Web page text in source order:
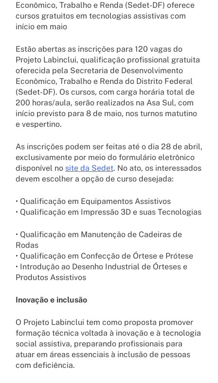
Econômico, Trabalho e Renda (Sedet-DF) oferece
cursos gratuitos em tecnologias assistivas com
início em maio
Estão abertas as inscrições para 120 vagas do
Projeto Labinclui, qualificação profissional gratuita
oferecida pela Secretaria de Desenvolvimento
Econômico, Trabalho e Renda do Distrito Federal
(Sedet-DF). Os cursos, com carga horária total de
200 horas/aula, serão realizados na Asa Sul, com
início previsto para 8 de maio, nos turnos matutino
e vespertino.
As inscrições podem ser feitas até o dia 28 de abril,
exclusivamente por meio do formulário eletrônico
disponível no site da Sedet. No ato, os interessados
devem escolher a opção de curso desejada:
• Qualificação em Equipamentos Assistivos
• Qualificação em Impressão 3D e suas Tecnologias
• Qualificação em Manutenção de Cadeiras de
Rodas
• Qualificação em Confecção de Órtese e Prótese
• Introdução ao Desenho Industrial de Órteses e
Produtos Assistivos
Inovação e inclusão
O Projeto Labinclui tem como proposta promover
formação técnica voltada à inovação e à tecnologia
social assistiva, preparando profissionais para
atuar em áreas essenciais à inclusão de pessoas
com deficiência.